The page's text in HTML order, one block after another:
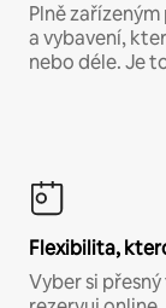
Plně
a vybavení,
nebo déle. Je
Flexibilita,
Vyber si